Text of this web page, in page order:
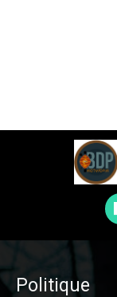
Politique